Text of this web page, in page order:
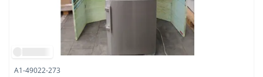
A1-49022-273